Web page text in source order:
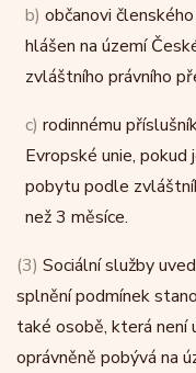
b) občanovi
hlášen na území
zvláštního právního
c) rodinnému
Evropské unie,
pobytu podle
než 3 měsíce.
(3) Sociální služby
splnění podmínek
také osobě, která není
oprávněně pobývá na